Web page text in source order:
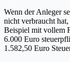
Wenn der Anleger
nicht verbraucht
Beispiel mit vollem
6.000 Euro
1.582,50 Euro